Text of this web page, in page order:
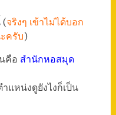
(จริงๆ เข้าไม่ได้บอก
ครับ)
คือ สำนักหอสมุด
แหน่งดูยังไงก็เป็น